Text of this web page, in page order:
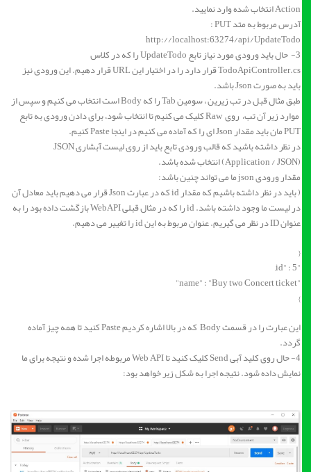
Action انتخاب شده وارد نمایید.
آدرس مربوط به متد PUT :
http://localhost:63274/api/UpdateTodo
3- حال باید ورودی مورد نیاز تابع UpdateTodo را که در کلاس
TodoApiController.cs قرار دارد را در اختیار این URL قرار دهیم. این ورودی نیز
باید به صورت Json باشد.
طبق مثال قبل در تب زیرین ، سومین Tab را که Body است انتخاب می کنیم و سپس از
موارد زیر آن تب، روی Raw کلیک می کنیم تا انتخاب شود، برای دادن ورودی به تابع
PUT مان باید مقدار Json ای را که آماده می کنیم در اینجا Paste کنیم.
در نظر داشته باشید که قالب ورودی تابع باید از روی لیست آبشاری JSON
(Application / JSON) انتخاب شده باشد.
مقدار ورودی json ما می تواند چنین باشد:
( باید در نظر داشته باشیم که مقدار id که در عبارت Json قرار می دهیم باید معادل آن
در لیست ما وجود داشته باشد. id را که در مثال قبلی WebAPI بازگشت داده بود را به
عنوان ID در نظر می گیریم. عنوان مربوط به این id را تغییر می دهیم.
این عبارت را در قسمت Body که در بالا اشاره کردیم Paste کنید تا همه چیز آماده
گردد.
4- حال روی کلید آبی Send کلیک کنید تا Web API مربوطه اجرا شده و نتیجه برای ما
نمایش داده شود. نتیجه اجرا به شکل زیر خواهد بود: